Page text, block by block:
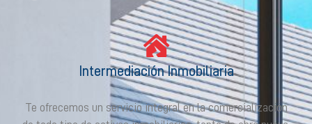
Intermediación Inmobiliaria
Te ofrecemos un servicio integral en la comercialización